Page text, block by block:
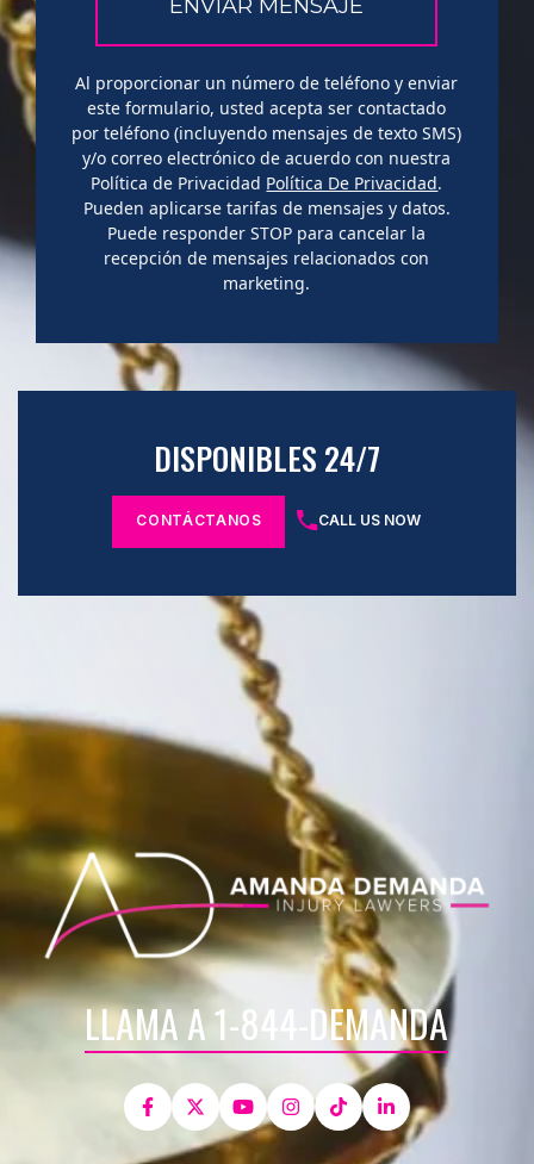
Al proporcionar un número de teléfono y enviar
este formulario, usted acepta ser contactado
por teléfono (incluyendo mensajes de texto SMS)
y/o correo electrónico de acuerdo con nuestra
Política de Privacidad Política De Privacidad.
Pueden aplicarse tarifas de mensajes y datos.
Puede responder STOP para cancelar la
recepción de mensajes relacionados con
marketing.
DISPONIBLES 24/7
CONTÁCTANOS CALL US NOW
LLAMA A 1-844-DEMANDA